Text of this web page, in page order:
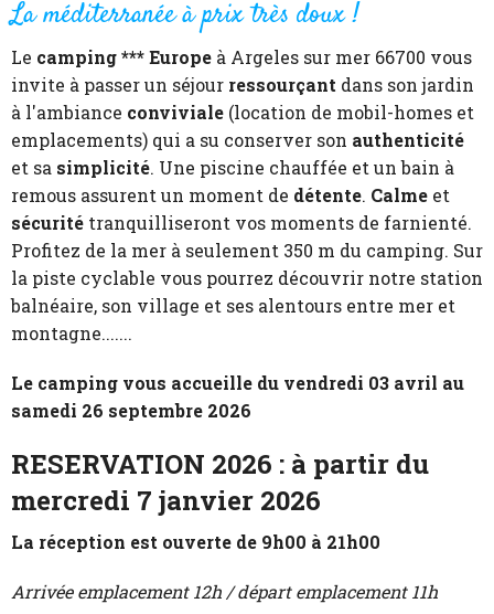
La méditerranée à prix très doux !
Le camping *** Europe à Argeles sur mer 66700 vous
invite à passer un séjour ressourçant dans son jardin
à l'ambiance conviviale (location de mobil-homes et
emplacements) qui a su conserver son authenticité
et sa simplicité. Une piscine chauffée et un bain à
remous assurent un moment de détente. Calme et
sécurité tranquilliseront vos moments de farnienté.
Profitez de la mer à seulement 350 m du camping. Sur
la piste cyclable vous pourrez découvrir notre station
balnéaire, son village et ses alentours entre mer et
montagne.......
Le camping vous accueille du vendredi 03 avril au
samedi 26 septembre 2026
RESERVATION 2026 : à partir du
mercredi 7 janvier 2026
La réception est ouverte de 9h00 à 21h00
Arrivée emplacement 12h / départ emplacement 11h